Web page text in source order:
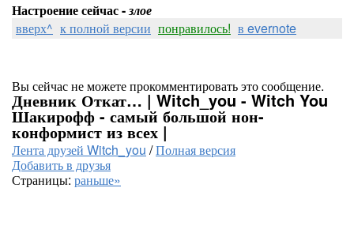
Настроение сейчас -злое
вверх^ к полной версии понравилось! в evernote
Вы сейчас не можете прокомментировать это сообщение.
Дневник Откат… | Witch_you - Witch You
Шакирофф - самый большой нон-
конформист из всех |
Лента друзей Witch_you /Полная версия
Добавить в друзья
Страницы: раньше»